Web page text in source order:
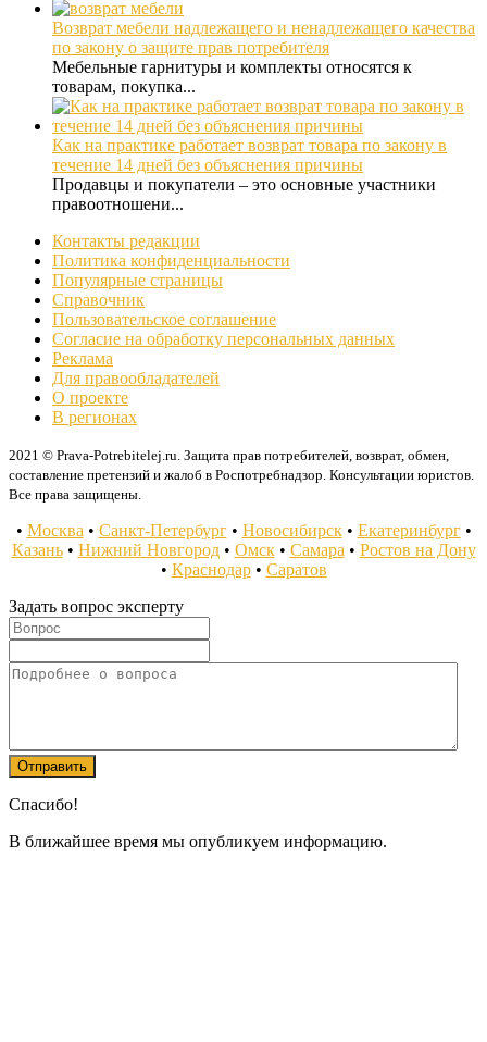
Возврат мебели надлежащего и ненадлежащего качества
по закону о защите прав потребителя
Мебельные гарнитуры и комплекты относятся к
товарам, покупка...
Как на практике работает возврат товара по закону в
течение 14 дней без объяснения причины
Продавцы и покупатели – это основные участники
правоотношени...
Контакты редакции
Политика конфиденциальности
Популярные страницы
Справочник
Пользовательское соглашение
Согласие на обработку персональных данных
Реклама
Для правообладателей
О проекте
В регионах
2021 © Prava-Potrebitelej.ru. Защита прав потребителей, возврат, обмен,
составление претензий и жалоб в Роспотребнадзор. Консультации юристов.
Все права защищены.
• Москва • Санкт-Петербург• Новосибирск• Екатеринбург•
Казань• Нижний Новгород• Омск• Самара • Ростов на Дону
• Краснодар• Саратов
Задать вопрос эксперту
Спасибо!
В ближайшее время мы опубликуем информацию.